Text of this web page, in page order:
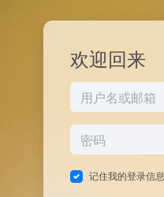
欢迎回来
记住我的登录信息